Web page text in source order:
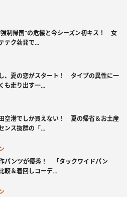
強制帰国”の危機と今シーズン初キス！ 女
テク勃発で...
、夏の恋がスタート！ タイプの異性に一
走り出す一...
空港でしか買えない！ 夏の帰省＆お土産
ンス抜群の「...
パンツが優秀！ 「タックワイドパン
較＆着回しコーデ...